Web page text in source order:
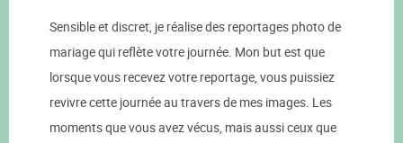
Sensible et discret, je réalise des reportages photo de
mariage qui reflète votre journée. Mon but est que
lorsque vous recevez votre reportage, vous puissiez
revivre cette journée au travers de mes images. Les
moments que vous avez vécus, mais aussi ceux que